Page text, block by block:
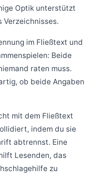
Optik unterstützt
im Fließtext und
Beide
raten muss.
ob beide Angaben
mit dem Fließtext
indem du sie
abtrennst. Eine
Lesenden, das
zu